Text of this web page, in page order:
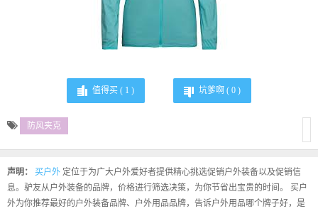
值得买 ( 1 ) 坑爹啊 ( 0)
防风夹克
声明： 买户外 定位于为广大户外爱好者提供精心挑选促销户外装备以及促销信
息。驴友从户外装备的品牌，价格进行筛选决策，为你节省出宝贵的时间。 买户
外为你推荐最好的户外装备品牌、户外用品品牌，告诉户外用品哪个牌子好，是